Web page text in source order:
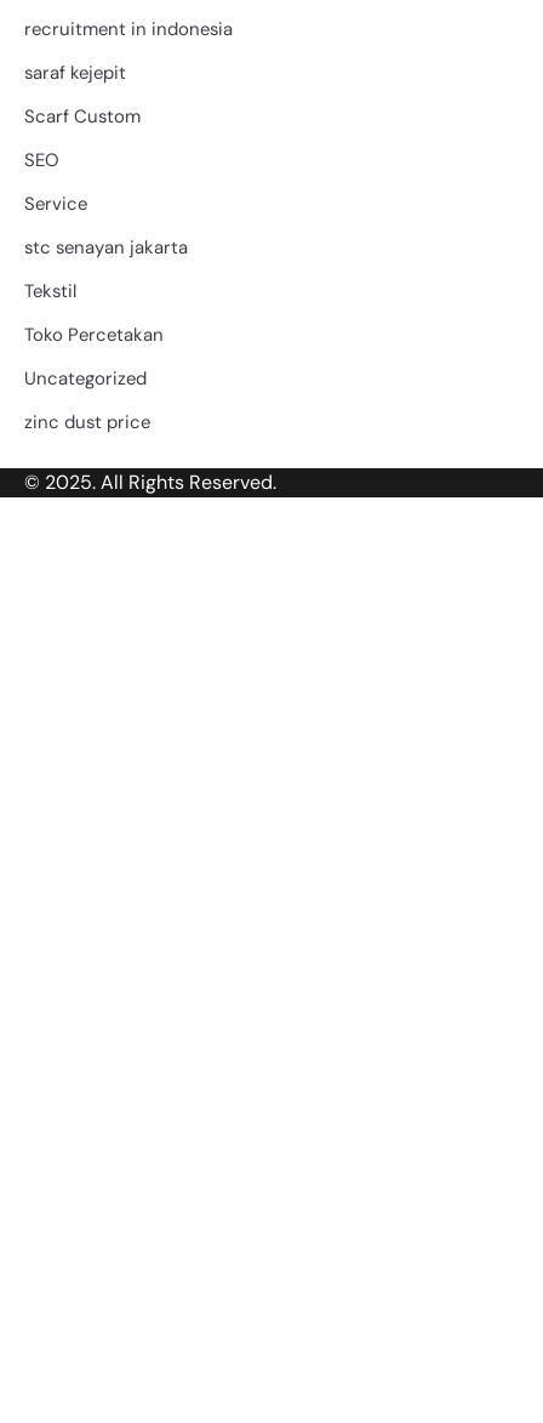
recruitment in indonesia
saraf kejepit
Scarf Custom
SEO
Service
stc senayan jakarta
Tekstil
Toko Percetakan
Uncategorized
zinc dust price
© 2025. All Rights Reserved.